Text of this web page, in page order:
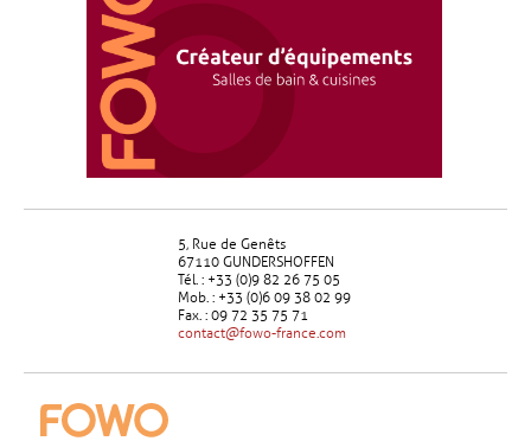
5, Rue de Genêts
67110 GUNDERSHOFFEN
Tél. : +33 (0)9 82 26 75 05
Mob. : +33 (0)6 09 38 02 99
Fax. : 09 72 35 75 71
contact@fowo-france.com